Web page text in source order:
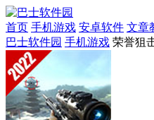
首页 手机游戏 安卓软件 文章
巴士软件园 手机游戏 荣誉狙